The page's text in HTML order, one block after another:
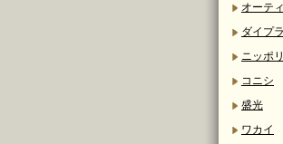
オーテ
ダイプラ
ニッポリ
コニシ
盛光
ワカイ